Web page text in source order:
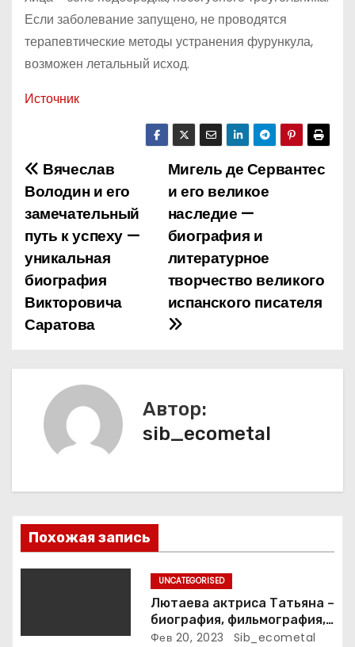
Если заболевание запущено, не проводятся
терапевтические методы устранения фурункула,
возможен летальный исход.
Источник
Н
а
в
и
г
ц
з
а
Мигель де Сервантес
и его великое
наследие —
биография и
литературное
творчество великого
испанского писателя
Вячеслав
Володин и его
замечательный
путь к успеху —
уникальная
биография
Викторовича
Саратова
Автор:
sib_ecometal
Похожая запись
UNCATEGORISED
Лютаева актриса Татьяна –
биография, фильмография,
достижения
Фев 20, 2023 Sib_ecometal